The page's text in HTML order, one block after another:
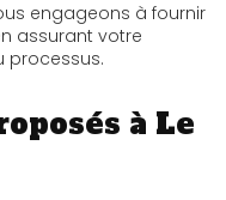
engageons à fournir
assurant votre
processus.
à Le